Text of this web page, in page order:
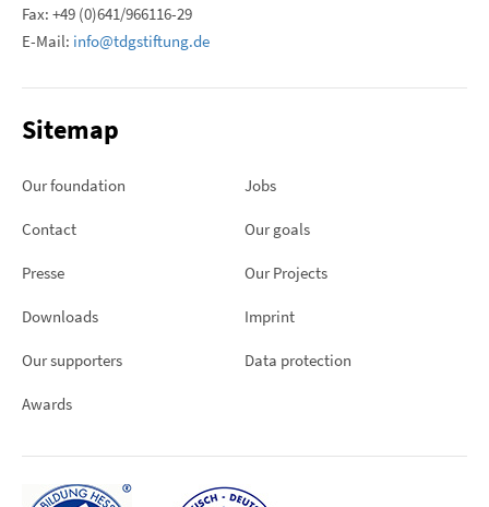
Fax: +49 (0)641/966116-29
E-Mail: info@tdgstiftung.de
Sitemap
Our foundation Jobs
Contact Our goals
Presse Our Projects
Downloads Imprint
Our supporters Data protection
Awards